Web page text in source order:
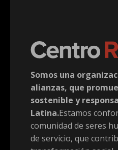
Somos una
alianzas, que
sostenible y
Latina.Estamos
comunidad de seres
de servicio, que